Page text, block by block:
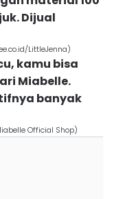
Dijual
LittleJenna)
kamu bisa
Miabelle.
banyak
Official Shop)